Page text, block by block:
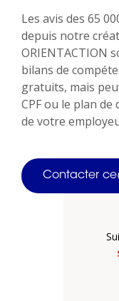
Les avis des 65
depuis notre
ORIENTACTION
bilans de
gratuits, mais
CPF ou le plan
de votre
Contacter